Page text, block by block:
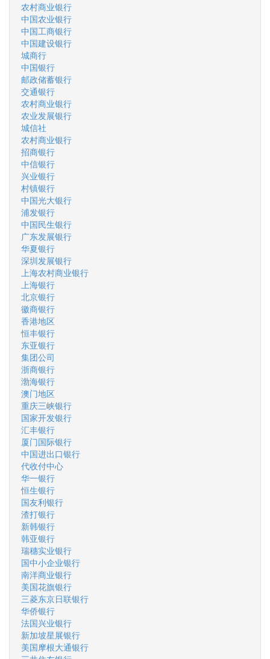
农村商业银行
中国农业银行
中国工商银行
中国建设银行
城商行
中国银行
邮政储蓄银行
交通银行
农村商业银行
农业发展银行
城信社
农村商业银行
招商银行
中信银行
兴业银行
村镇银行
中国光大银行
浦发银行
中国民生银行
广东发展银行
华夏银行
深圳发展银行
上海农村商业银行
上海银行
北京银行
徽商银行
香港地区
恒丰银行
东亚银行
集团公司
浙商银行
渤海银行
澳门地区
重庆三峡银行
国家开发银行
汇丰银行
厦门国际银行
中国进出口银行
代收付中心
华一银行
恒生银行
国友利银行
渣打银行
新韩银行
韩亚银行
瑞穗实业银行
国中小企业银行
南洋商业银行
美国花旗银行
三菱东京日联银行
华侨银行
法国兴业银行
新加坡星展银行
美国摩根大通银行